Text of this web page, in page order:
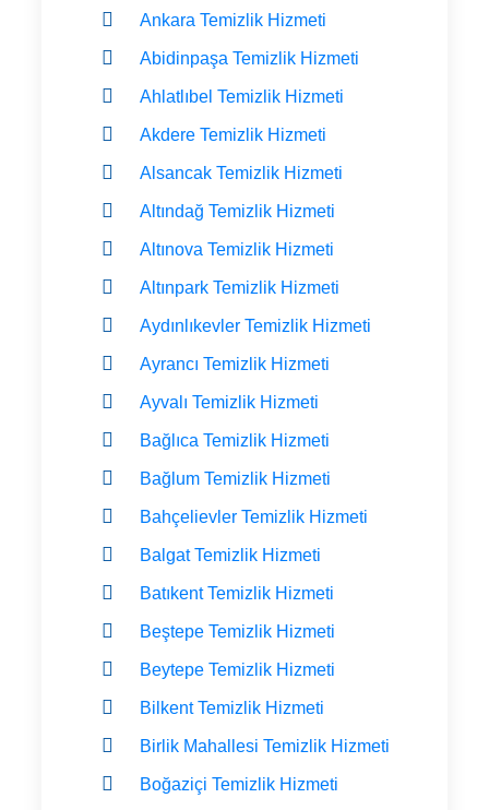
Ankara Temizlik Hizmeti
Abidinpaşa Temizlik Hizmeti
Ahlatlıbel Temizlik Hizmeti
Akdere Temizlik Hizmeti
Alsancak Temizlik Hizmeti
Altındağ Temizlik Hizmeti
Altınova Temizlik Hizmeti
Altınpark Temizlik Hizmeti
Aydınlıkevler Temizlik Hizmeti
Ayrancı Temizlik Hizmeti
Ayvalı Temizlik Hizmeti
Bağlıca Temizlik Hizmeti
Bağlum Temizlik Hizmeti
Bahçelievler Temizlik Hizmeti
Balgat Temizlik Hizmeti
Batıkent Temizlik Hizmeti
Beştepe Temizlik Hizmeti
Beytepe Temizlik Hizmeti
Bilkent Temizlik Hizmeti
Birlik Mahallesi Temizlik Hizmeti
Boğaziçi Temizlik Hizmeti